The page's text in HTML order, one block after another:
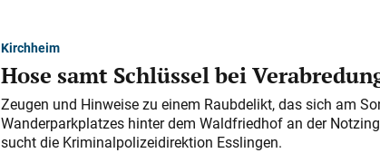
Kirchheim
Hose samt Schlüssel bei
Zeugen und Hinweise zu einem Raubdelikt, das sich am
Wanderparkplatzes hinter dem Waldfriedhof an der
sucht die Kriminalpolizeidirektion Esslingen.